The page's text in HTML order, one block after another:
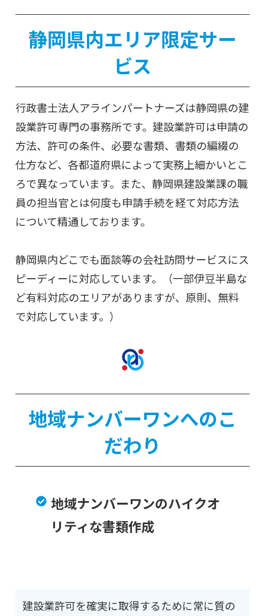
静岡県内エリア限定サー
ビス
行政書士法人アラインパートナーズは静岡県の建
設業許可専門の事務所です。建設業許可は申請の
方法、許可の条件、必要な書類、書類の編綴の
仕方など、各都道府県によって実務上細かいとこ
ろで異なっています。また、静岡県建設業課の職
員の担当官とは何度も申請手続を経て対応方法
について精通しております。
静岡県内どこでも面談等の会社訪問サービスにス
ピーディーに対応しています。（一部伊豆半島な
ど有料対応のエリアがありますが、原則、無料
で対応しています。）
地域ナンバーワンへのこ
だわり
地域ナンバーワンのハイクオ
リティな書類作成
建設業許可を確実に取得するために常に質の